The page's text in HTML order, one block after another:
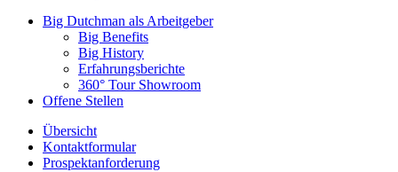
Big Dutchman als Arbeitgeber
Big Benefits
Big History
Erfahrungsberichte
360° Tour Showroom
Offene Stellen
Übersicht
Kontaktformular
Prospektanforderung